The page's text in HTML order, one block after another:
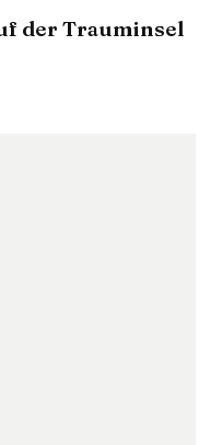
der Trauminsel